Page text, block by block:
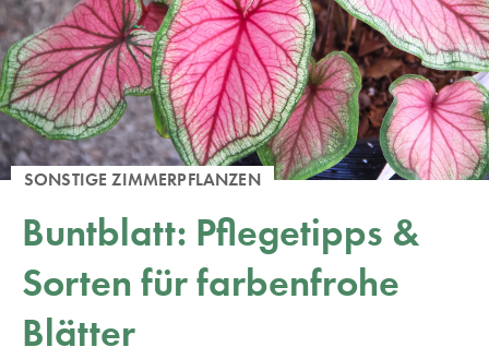
SONSTIGE ZIMMERPFLANZEN
Buntblatt: Pflegetipps &
Sorten für farbenfrohe
Blätter